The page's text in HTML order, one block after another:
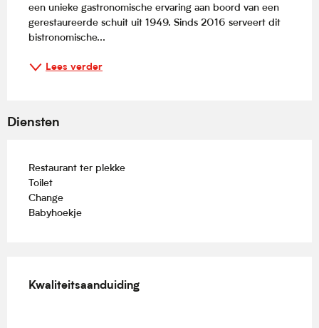
een unieke gastronomische ervaring aan boord van een
gerestaureerde schuit uit 1949. Sinds 2016 serveert dit
bistronomische...
Lees verder
Diensten
Restaurant ter plekke
Toilet
Change
Babyhoekje
Kwaliteitsaanduiding
Kwaliteitsaanduiding